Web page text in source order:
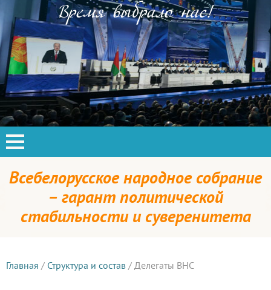
Время выбрало нас!
Всебелорусское народное собрание
– гарант политической
стабильности и суверенитета
Главная / Структура и состав / Делегаты ВНС